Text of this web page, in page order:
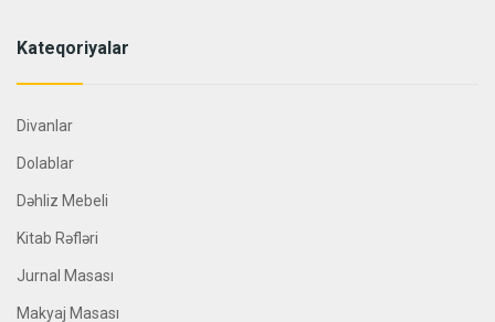
Kateqoriyalar
Divanlar
Dolablar
Dəhliz Mebeli
Kitab Rəfləri
Jurnal Masası
Makyaj Masası